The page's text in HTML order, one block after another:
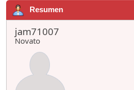
Resumen
jam71007
Novato